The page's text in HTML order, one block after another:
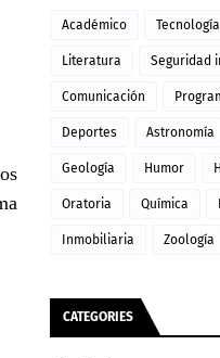
Académico Tecnología
Literatura Seguridad
Comunicación
Deportes Astronomía
Geología Humor
Oratoria Química
Inmobiliaria Zoología
CATEGORIES